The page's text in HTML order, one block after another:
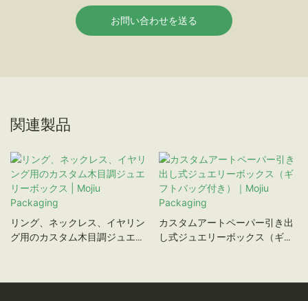
お問い合わせを送る
関連製品
リング、ネックレス、イヤリン
グ用のカスタム木目調ジュエリ
カスタムアートペーパー引き出
し式ジュエリーボックス（ギフ